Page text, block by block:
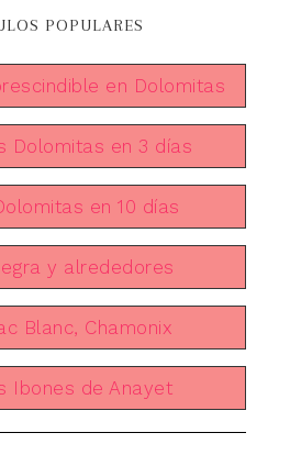
POPULARES
en Dolomitas
Dolomitas en 3 días
en 10 días
y alrededores
Blanc, Chamonix
Ibones de Anayet